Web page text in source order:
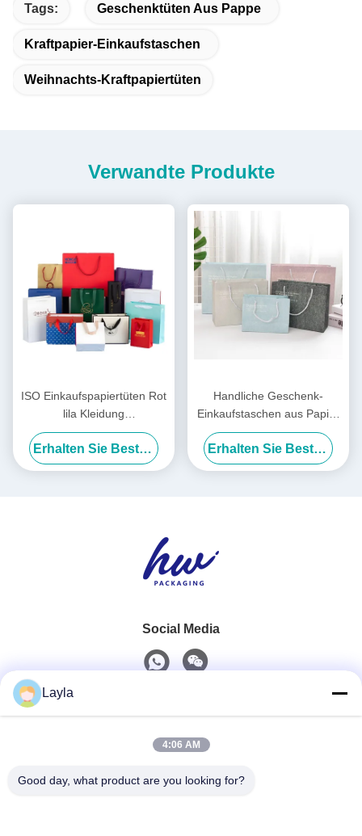
Tags: Geschenktüten Aus Pappe
Kraftpapier-Einkaufstaschen
Weihnachts-Kraftpapiertüten
Verwandte Produkte
ISO Einkaufspapiertüten Rot
lila Kleidung
Einkaufspapiertüten Logo
Custom
Erhalten Sie Besten Preis
Handliche Geschenk-
Einkaufstaschen aus Papier
im INS-Stil,
Geburtstagsgeschenktüten
Erhalten Sie Besten Preis
Social Media
0086-18688885859
Layla
4:06 AM
Good day, what product are you looking for?